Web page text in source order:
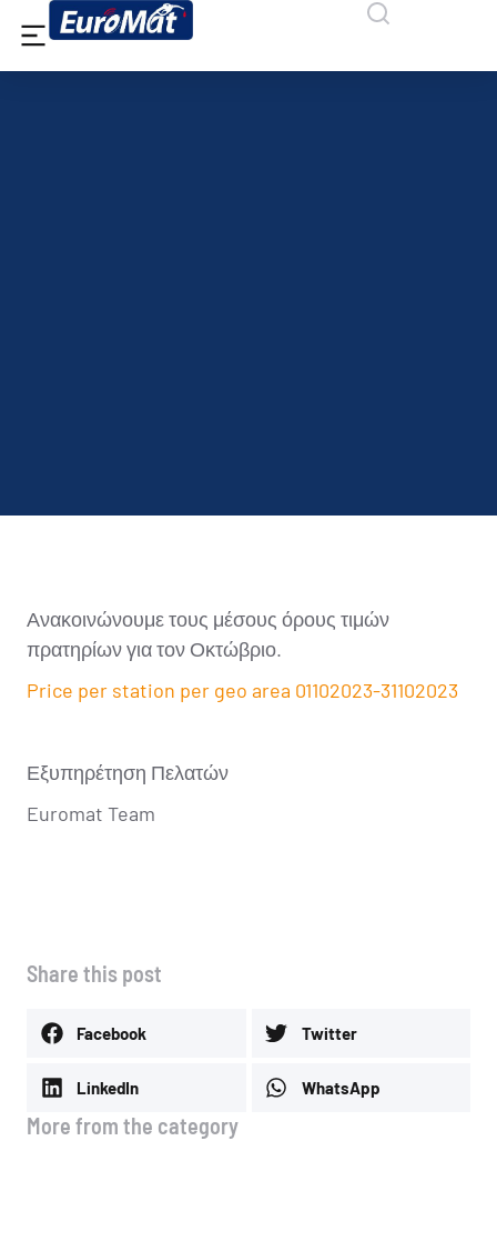
Ανακοινώνουμε τους μέσους όρους τιμών
πρατηρίων για τον Οκτώβριο.
Price per station per geo area 01102023-31102023
Εξυπηρέτηση Πελατών
Euromat Team
Share this post
Facebook Twitter
LinkedIn WhatsApp
More from the category